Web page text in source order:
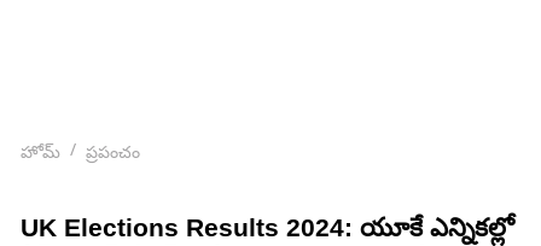
హోమ్ ప్రపంచం
UK Elections Results 2024: యూకే ఎన్నికల్లో